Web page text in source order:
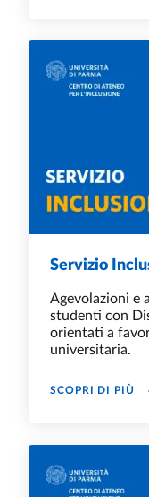
Servizio
Agevolazioni e
studenti con
orientati a
universitaria.
SCOPRI DI PIÙ